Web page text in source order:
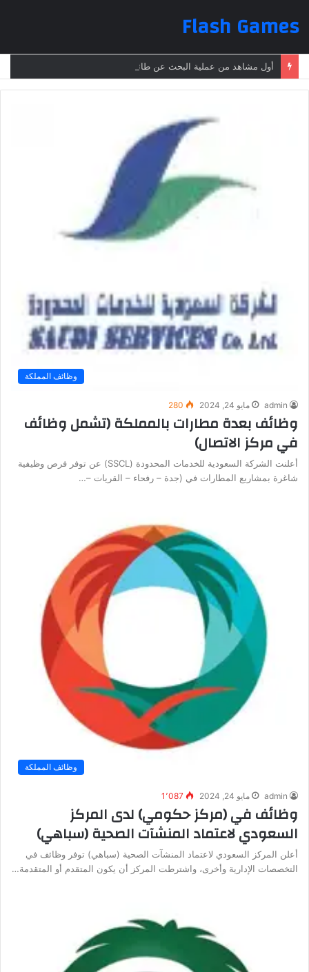
Flash Games
وظائف المملكة
admin مايو 24, 2024 280
وظائف بعدة مطارات بالمملكة (تشمل وظائف
في مركز الاتصال)
أعلنت الشركة السعودية للخدمات المحدودة (SSCL) عن توفر فرص وظيفية
شاغرة بمشاريع المطارات في (جدة – رفحاء – القريات –…
وظائف المملكة
admin مايو 24, 2024 1٬087
وظائف في (مركز حكومي) لدى المركز
السعودي لاعتماد المنشآت الصحية (سباهي)
أعلن المركز السعودي لاعتماد المنشآت الصحية (سباهي) توفر وظائف في
التخصصات الإدارية وأخرى، واشترطت المركز أن يكون المتقدم أو المتقدمة…